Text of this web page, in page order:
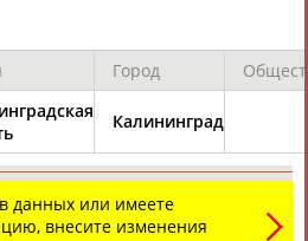
СТАДИОН
оспаривать вердикт МОК в
Хаджимурат Аккаев и
которых бронзовые награды
СТАДИОН
Город
Калининград
данных или имеете
внесите изменения